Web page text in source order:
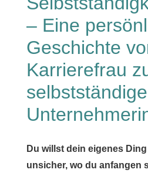
– Eine
Geschichte
Karrierefrau
Du willst dein eigenes
unsicher, wo du anfangen